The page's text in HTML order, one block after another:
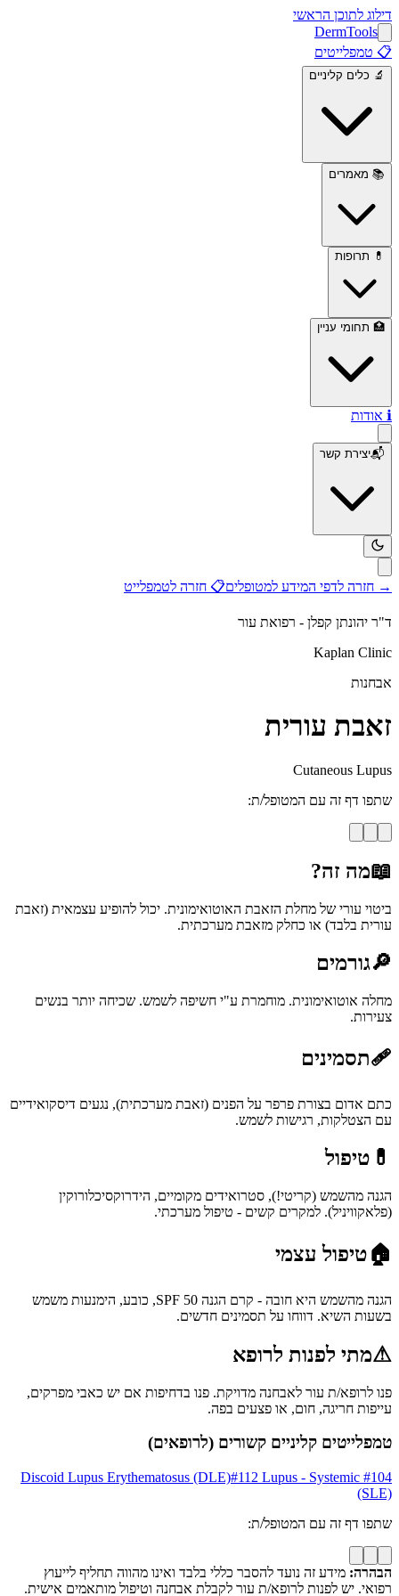
דילוג לתוכן הראשי
DermTools
📋 טמפלייטים
🔬 כלים קליניים
📚 מאמרים
💊 תרופות
🏥 תחומי עניין
ℹ️ אודות
📬יצירת קשר
→ חזרה לדפי המידע למטופלים📋 חזרה לטמפלייט
ד"ר יהונתן קפלן - רפואת עור
Kaplan Clinic
אבחנות
זאבת עורית
Cutaneous Lupus
שתפו דף זה עם המטופל/ת:
📖מה זה?
ביטוי עורי של מחלת הזאבת האוטואימונית. יכול להופיע עצמאית (זאבת
עורית בלבד) או כחלק מזאבת מערכתית.
🔎גורמים
מחלה אוטואימונית. מוחמרת ע"י חשיפה לשמש. שכיחה יותר בנשים
צעירות.
🩹תסמינים
כתם אדום בצורת פרפר על הפנים (זאבת מערכתית), נגעים דיסקואידיים
עם הצטלקות, רגישות לשמש.
💊 טיפול
הגנה מהשמש (קריטי!), סטרואידים מקומיים, הידרוקסיכלורוקין
(פלאקוויניל). למקרים קשים - טיפול מערכתי.
🏠טיפול עצמי
הגנה מהשמש היא חובה - קרם הגנה SPF 50, כובע, הימנעות משמש
בשעות השיא. דווחו על תסמינים חדשים.
⚠מתי לפנות לרופא
פנו לרופא/ת עור לאבחנה מדויקת. פנו בדחיפות אם יש כאבי מפרקים,
עייפות חריגה, חום, או פצעים בפה.
טמפלייטים קליניים קשורים (לרופאים)
#104
Discoid Lupus Erythematosus (DLE)#112 Lupus - Systemic
(SLE)
שתפו דף זה עם המטופל/ת:
הבהרה: מידע זה נועד להסבר כללי בלבד ואינו מהווה תחליף לייעוץ
רפואי. יש לפנות לרופא/ת עור לקבלת אבחנה וטיפול מותאמים אישית.